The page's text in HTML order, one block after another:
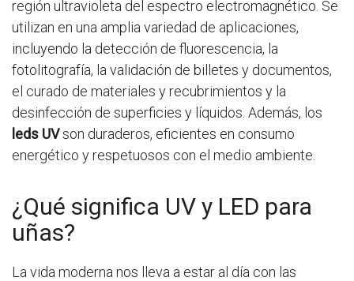
región ultravioleta del espectro electromagnético. Se
utilizan en una amplia variedad de aplicaciones,
incluyendo la detección de fluorescencia, la
fotolitografía, la validación de billetes y documentos,
el curado de materiales y recubrimientos y la
desinfección de superficies y líquidos. Además, los
leds UVson duraderos, eficientes en consumo
energético y respetuosos con el medio ambiente.
¿Qué significa UV y LED para
uñas?
La vida moderna nos lleva a estar al día con las